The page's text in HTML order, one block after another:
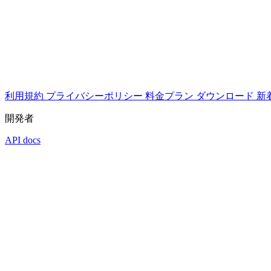
利用規約 プライバシーポリシー 料金プラン ダウンロード 新
開発者
API docs